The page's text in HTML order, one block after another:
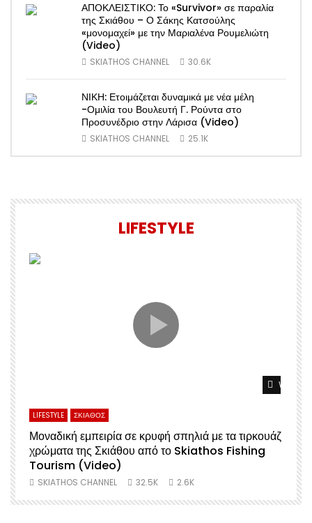
ΑΠΟΚΛΕΙΣΤΙΚΟ: Το «Survivor» σε παραλία
της Σκιάθου – Ο Σάκης Κατσούλης
«μονομαχεί» με την Μαριαλένα Ρουμελιώτη
(Video)
SKIATHOS CHANNEL 30.6K
ΝΙΚΗ: Ετοιμάζεται δυναμικά με νέα μέλη
-Ομιλία του Βουλευτή Γ. Ρούντα στο
Προσυνέδριο στην Λάρισα (Video)
SKIATHOS CHANNEL 25.1K
LIFESTYLE
Watch
LIFESTYLE ΣΚΙΑΘΟΣ
Μοναδική εμπειρία σε κρυφή σπηλιά με τα τιρκουάζ
χρώματα της Σκιάθου από το Skiathos Fishing
Tourism (Video)
SKIATHOS CHANNEL 32.5K 2.6K